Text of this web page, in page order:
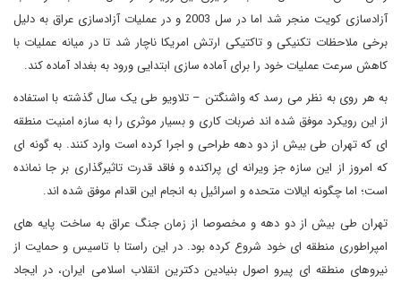
آزادسازی کویت منجر شد اما در سل 2003 و در عملیات آزادسازی عراق به دلیل
برخی ملاحظات تکنیکی و تاکتیکی ارتش امریکا ناچار شد تا در میانه عملیات با
کاهش سرعت عملیات خود را برای آماده سازی ابتدایی ورود به بغداد آماده کند.
به هر روی به نظر می رسد که واشنگتن – تلاویو طی یک سال گذشته با استفاده
از این رویکرد موفق شده اند ضربات کاری و بسیار موثری را به سازه امنیت منطقه
ای که تهران طی بیش از دو دهه طراحی و اجرا کرده است وارد کنند. به گونه ای
که امروز از این سازه جز ویرانه ای پراکنده و فاقد قدرت تاثیرگذاری بر جا نمانده
است؛ اما چگونه ایالات متحده و اسرائیل به انجام این اقدام موفق شده اند.
تهران طی بیش از دو دهه و مخصوصا از زمان جنگ عراق به ساخت پایه های
امپراطوری منطقه ای خود شروع کرده بود. در این راستا با تاسیس و حمایت از
نیروهای منطقه ای پیرو اصول بنیادین دکترین انقلاب اسلامی ایران، در ایجاد